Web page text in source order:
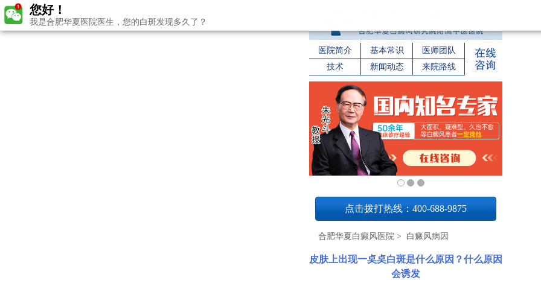
医院简介 基本常识
医师团队
技术
新闻动态 来院路线
点击拨打热线：400-688-9875
合肥华夏白癜风医院 > 白癜风病因
皮肤上出现一奌奌白斑是什么原因？什么原因
会诱发
您好！
我是合肥华夏医院医生，您的白斑发现多久了？